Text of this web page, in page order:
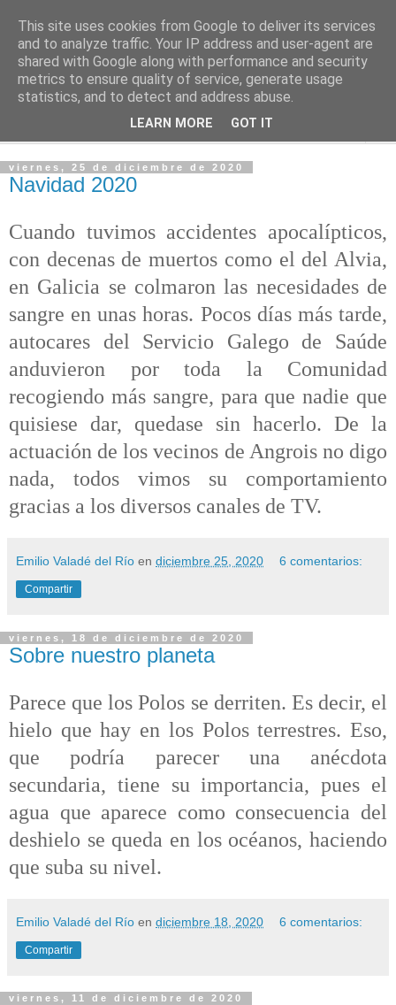
PASEANTE SILENCIOSO
Blog personal de Emilio Valadé del Río
viernes, 25 de diciembre de 2020
Navidad 2020
Cuando tuvimos accidentes apocalípticos,
con decenas de muertos como el del Alvia,
en Galicia se colmaron las necesidades de
sangre en unas horas. Pocos días más tarde,
autocares del Servicio Galego de Saúde
anduvieron por toda la Comunidad
recogiendo más sangre, para que nadie que
quisiese dar, quedase sin hacerlo. De la
actuación de los vecinos de Angrois no digo
nada, todos vimos su comportamiento
gracias a los diversos canales de TV.
Emilio Valadé del Río en diciembre 25, 2020 6 comentarios:
Compartir
viernes, 18 de diciembre de 2020
Sobre nuestro planeta
Parece que los Polos se derriten. Es decir, el
hielo que hay en los Polos terrestres. Eso,
que podría parecer una anécdota
secundaria, tiene su importancia, pues el
agua que aparece como consecuencia del
deshielo se queda en los océanos, haciendo
que suba su nivel.
Emilio Valadé del Río en diciembre 18, 2020 6 comentarios:
Compartir
viernes, 11 de diciembre de 2020
This site uses cookies from Google to deliver its services
and to analyze traffic. Your IP address and user-agent are
shared with Google along with performance and security
metrics to ensure quality of service, generate usage
statistics, and to detect and address abuse.
LEARN MORE GOT IT